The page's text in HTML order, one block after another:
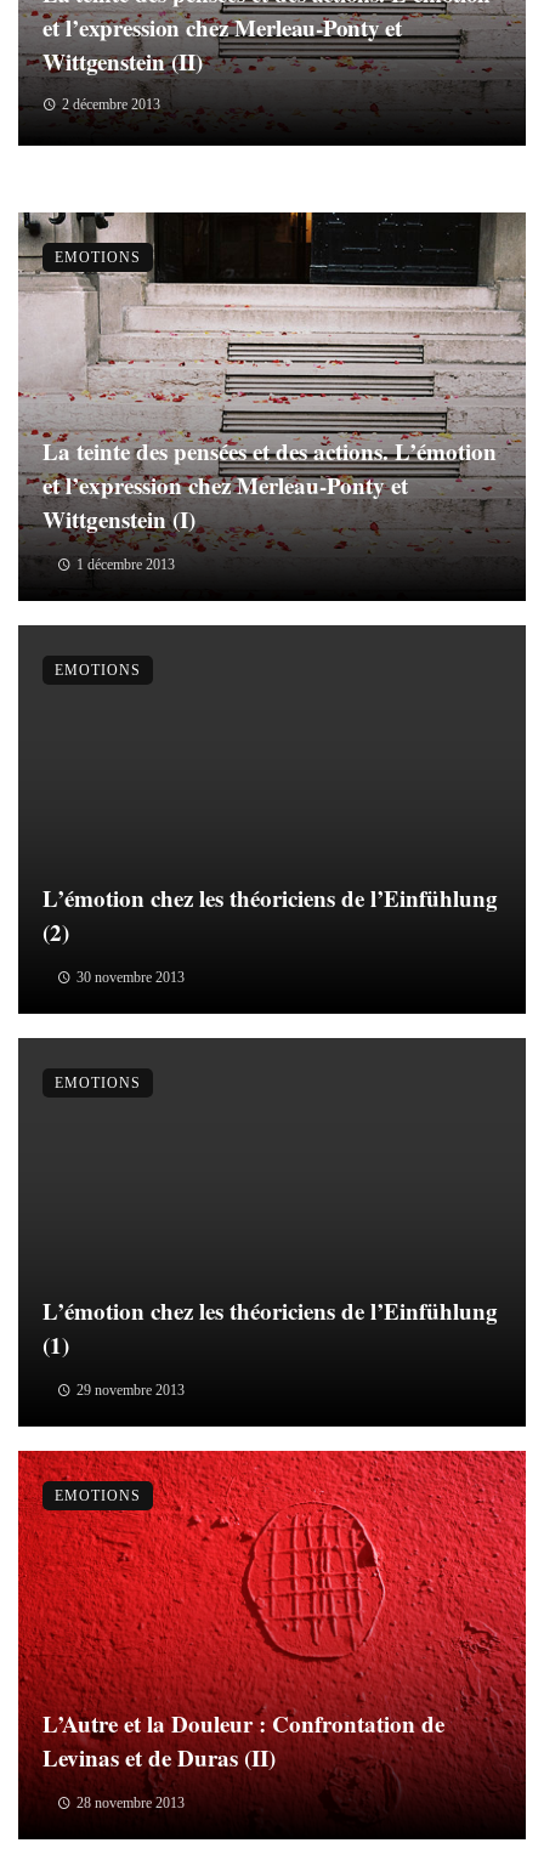
et l’expression chez Merleau-Ponty et
Wittgenstein (II)
2 décembre 2013
La teinte des pensées et des actions. L’émotion
et l’expression chez Merleau-Ponty et
Wittgenstein (I)
1 décembre 2013
EMOTIONS
L’émotion chez les théoriciens de l’Einfühlung
(2)
30 novembre 2013
EMOTIONS
L’émotion chez les théoriciens de l’Einfühlung
(1)
29 novembre 2013
EMOTIONS
L’Autre et la Douleur : Confrontation de
Levinas et de Duras (II)
28 novembre 2013
EMOTIONS